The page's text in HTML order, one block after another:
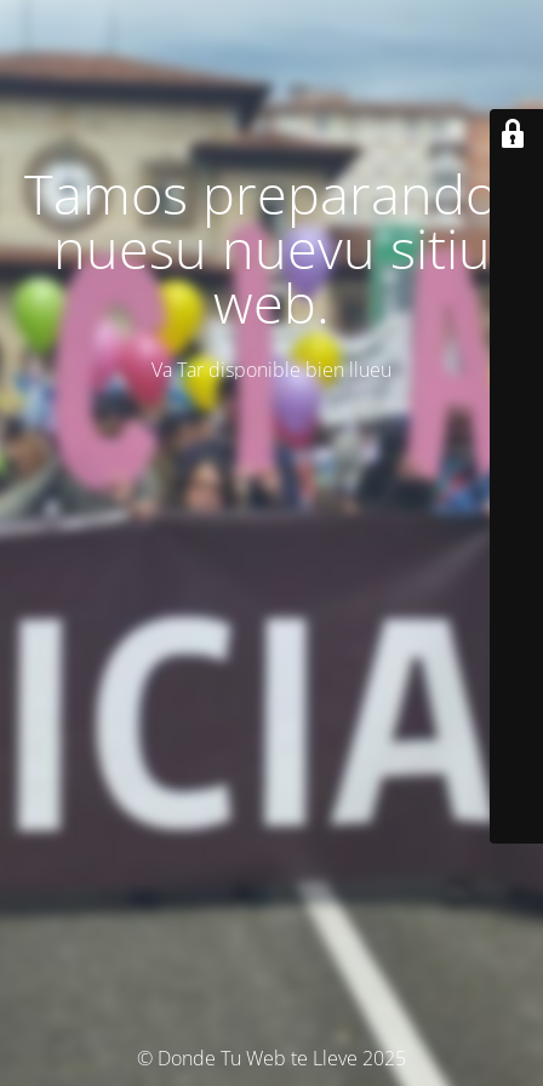
Tamos preparando'l
nuesu nuevu sitiu
web.
Va Tar disponible bien llueu
© Donde Tu Web te Lleve 2025